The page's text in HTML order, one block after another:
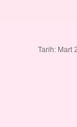
Tarih: Mart